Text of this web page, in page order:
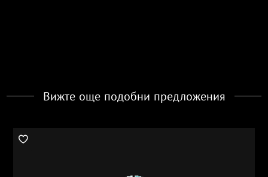
Вижте още подобни предложения